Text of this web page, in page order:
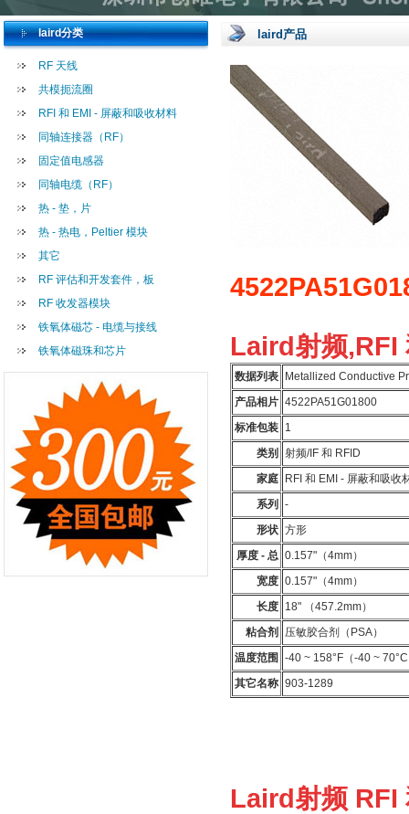
laird分类
RF 天线
共模扼流圈
RFI 和 EMI - 屏蔽和吸收材料
同轴连接器（RF）
固定值电感器
同轴电缆（RF）
热 - 垫，片
热 - 热电，Peltier 模块
其它
RF 评估和开发套件，板
RF 收发器模块
铁氧体磁芯 - 电缆与接线
铁氧体磁珠和芯片
laird产品
Laird射频,RFI
数据列表
Metallized Conductive
产品相片 4522PA51G01800
标准包装 1
类别
射频/IF 和 RFID
家庭
RFI 和 EMI - 屏蔽和吸收
系列
-
形状 方形
厚度 - 总 0.157"（4mm）
宽度 0.157"（4mm）
长度 18" （457.2mm）
粘合剂
压敏胶合剂（PSA）
温度范围
-40 ~ 158°F（-40 ~
其它名称 903-1289
Laird射频 RFI